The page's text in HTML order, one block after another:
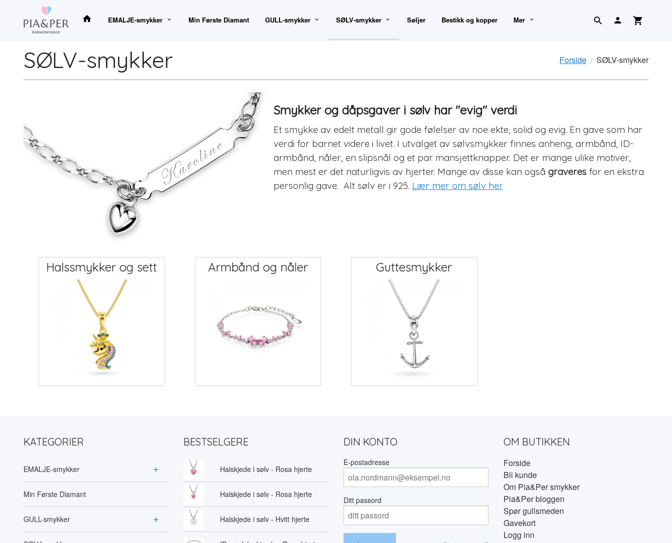
innholdet
EMALJE-smykker Min Første Diamant GULL-smykker SØLV-smykker Søljer Bestikk og kopper Mer
Forside SØLV-smykker
SØLV-smykker
Smykker og dåpsgaver i sølv har "evig" verdi
Et smykke av edelt metall gir gode følelser av noe ekte, solid og evig. En gave som har
verdi for barnet videre i livet. I utvalget av sølvsmykker finnes anheng, armbånd, ID-
armbånd, nåler, en slipsnål og et par mansjettknapper. Det er mange ulike motiver,
men mest er det naturligvis av hjerter. Mange av disse kan også graveres for en ekstra
personlig gave. Alt sølv er i 925. Lær mer om sølv her
Halssmykker og sett Armbånd og nåler Guttesmykker
KATEGORIER
EMALJE-smykker
Min Første Diamant
GULL-smykker
BESTSELGERE
Halskjede i sølv - Rosa hjerte
Halskjede i sølv - Rosa hjerte
Halskjede i sølv - Hvitt hjerte
DIN KONTO
E-postadresse
Ditt passord
OM BUTIKKEN
Forside
Bli kunde
Om Pia&Per smykker
Pia&Per bloggen
Spør gullsmeden
Gavekort
Logg inn